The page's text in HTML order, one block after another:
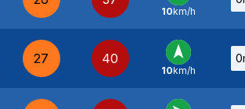
S -
10km/h
27 40
S -
10km/h